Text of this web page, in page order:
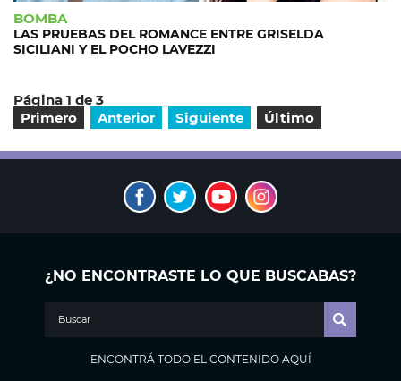
BOMBA
LAS PRUEBAS DEL ROMANCE ENTRE GRISELDA
SICILIANI Y EL POCHO LAVEZZI
Página 1 de 3
Primero
Anterior Siguiente Último
¿NO ENCONTRASTE LO QUE BUSCABAS?
ENCONTRÁ TODO EL CONTENIDO AQUÍ